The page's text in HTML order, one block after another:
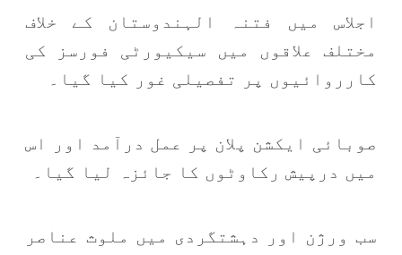
اجلاس میں فتنہ الہندوستان کے خلاف
مختلف علاقوں میں سیکیورٹی فورسز کی
کارروائیوں پر تفصیلی غور کیا گیا۔
صوبائی ایکشن پلان پر عمل درآمد اور اس
میں درپیش رکاوٹوں کا جائزہ لیا گیا۔
سب ورژن اور دہشتگردی میں ملوث عناصر